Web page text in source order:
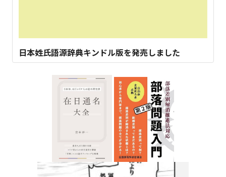
日本姓氏語源辞典キンドル版を発売しました